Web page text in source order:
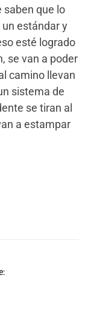
saben que lo
estándar y
esté logrado
se van a poder
camino llevan
sistema de
se tiran al
a estampar